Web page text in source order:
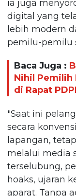
ia juga
digital yang
lebih modern
pemilu-pemilu
Baca Juga :
Nihil Pemilih
di Rapat
"Saat ini
secara
lapangan,
melalui media
terselubung,
hoaks, ujaran
aparat. Tanpa